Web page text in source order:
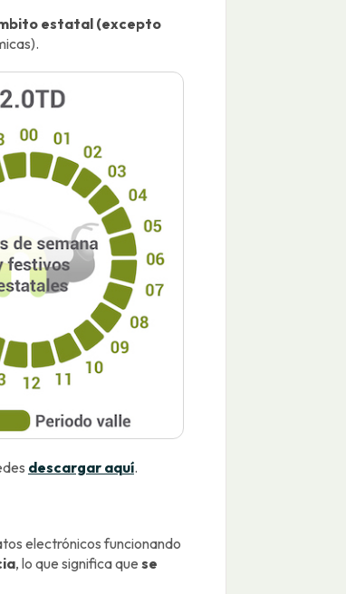
estatal (excepto
descargar aquí.
electrónicos funcionando
, lo que significa que se